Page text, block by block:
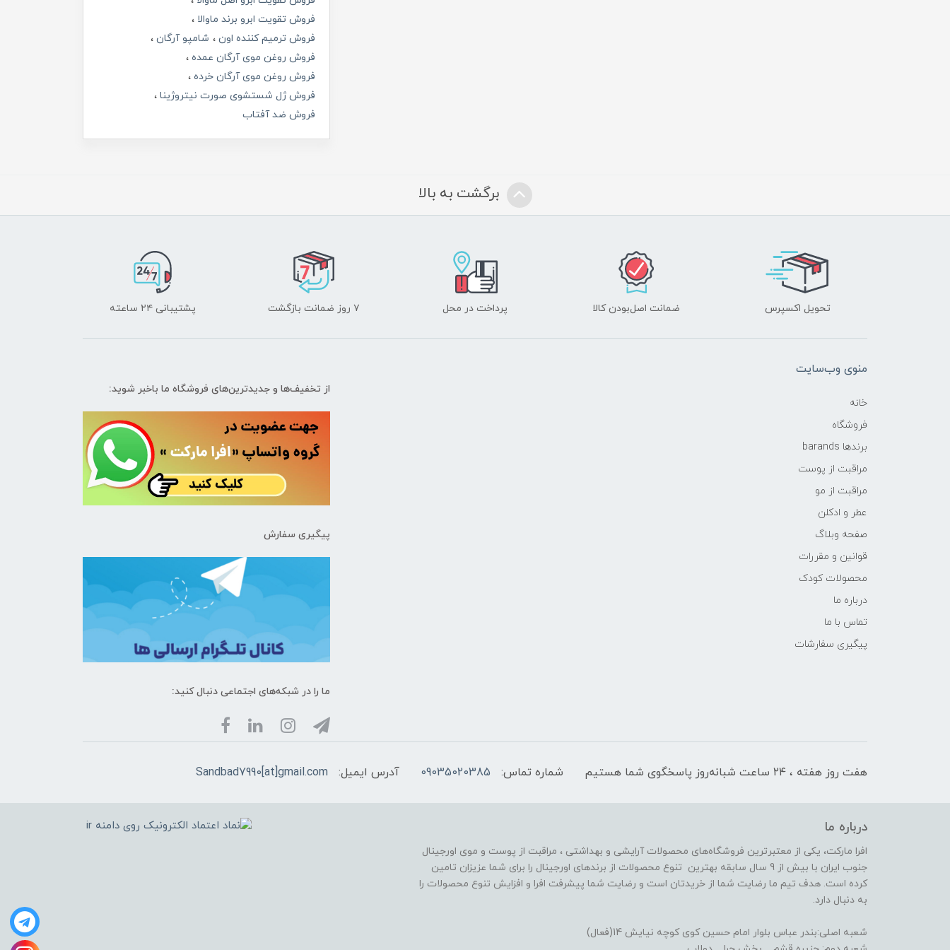
فروش تقویت ابرو برند ماوالا
فروش ترمیم کننده اون
شامپو آرگان
فروش روغن موی آرگان عمده
فروش روغن موی آرگان خرده
فروش ژل شستشوی صورت نیتروژینا
فروش ضد آفتاب
برگشت به بالا
تحویل اکسپرس ضمانت اصل‌بودن کالا پرداخت در محل ۷ روز ضمانت بازگشت پشتیبانی ۲۴ ساعته
منوی وب‌سایت
خانه
فروشگاه
برندها barands
مراقبت از پوست
مراقبت از مو
عطر و ادکلن
صفحه وبلاگ
قوانین و مقررات
محصولات کودک
درباره ما
تماس با ما
پیگیری سفارشات
از تخفیف‌ها و جدیدترین‌های فروشگاه ما باخبر شوید:
پیگیری سفارش
ما را در شبکه‌های اجتماعی دنبال کنید:
هفت روز هفته ، ۲۴ ساعت شبانه‌روز پاسخگوی شما هستیم شماره تماس: 09035020385 آدرس ایمیل: Sandbad7990[at]gmail.com
درباره ما
افرا مارکت، یکی از معتبرترین فروشگاه‌های محصولات آرایشی و بهداشتی ، مراقبت از پوست و موی اورجینال
جنوب ایران با بیش از 9 سال سابقه بهترین تنوع محصولات از برندهای اورجینال را برای شما عزیزان تامین
کرده است. هدف تیم ما رضایت شما از خریدتان است و رضایت شما پیشرفت افرا و افزایش تنوع محصولات را
به دنبال دارد.
شعبه اصلی:بندر عباس بلوار امام حسین کوی کوچه نیایش 14(فعال)